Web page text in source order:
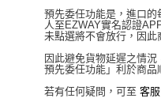
預先委任功能是，進口
人至EZWAY實名認證
未點選將不會放行，因此
因此避免貨物延遲之情
預先委任功能」利於商品
若有任何疑問，可至客